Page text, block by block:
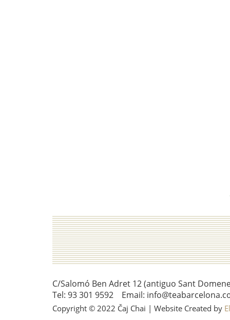
C/Salomó Ben Adret 12 (antiguo Sant
Tel: 93 301 9592 Email:
Copyright © 2022 Čaj Chai | Website Created by